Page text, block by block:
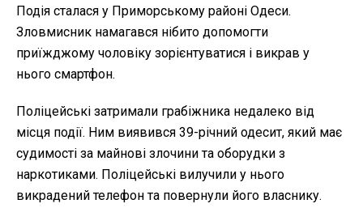
Подія сталася у Приморському районі Одеси.
Зловмисник намагався нібито допомогти
приїжджому чоловіку зорієнтуватися і викрав у
нього смартфон.
Поліцейські затримали грабіжника недалеко від
місця події. Ним виявився 39-річний одесит, який має
судимості за майнові злочини та оборудки з
наркотиками. Поліцейські вилучили у нього
викрадений телефон та повернули його власнику.